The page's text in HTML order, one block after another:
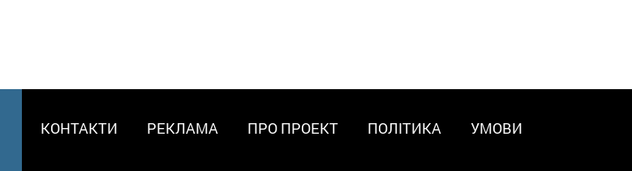
МЕНЮ
КОНТАКТИ РЕКЛАМА ПРО ПРОЕКТ ПОЛІТИКА УМОВИ